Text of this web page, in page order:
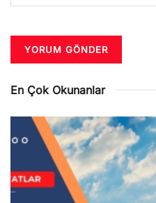
En Çok Okunanlar